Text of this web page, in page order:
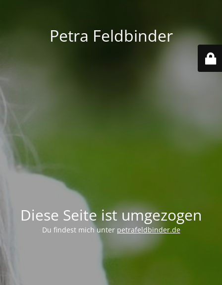
Petra Feldbinder
Diese Seite ist umgezogen
Du findest mich unter petrafeldbinder.de